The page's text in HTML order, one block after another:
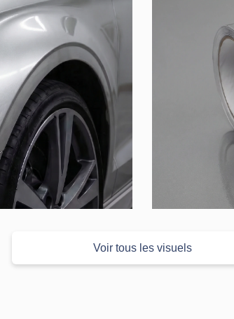
Voir tous les visuels